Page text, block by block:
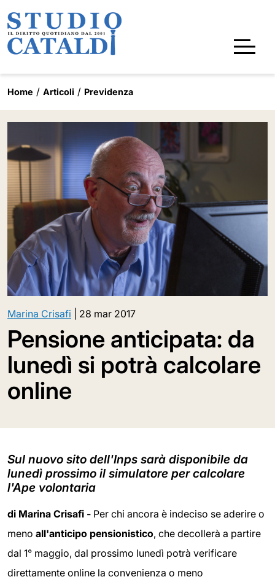
Home Articoli Previdenza
Marina Crisafi 28 mar 2017
Pensione anticipata: da
lunedì si potrà calcolare
online
Sul nuovo sito dell'Inps sarà disponibile da
lunedì prossimo il simulatore per calcolare
l'Ape volontaria
di Marina Crisafi - Per chi ancora è indeciso se aderire o
meno all'anticipo pensionistico, che decollerà a partire
dal 1° maggio, dal prossimo lunedì potrà verificare
direttamente online la convenienza o meno